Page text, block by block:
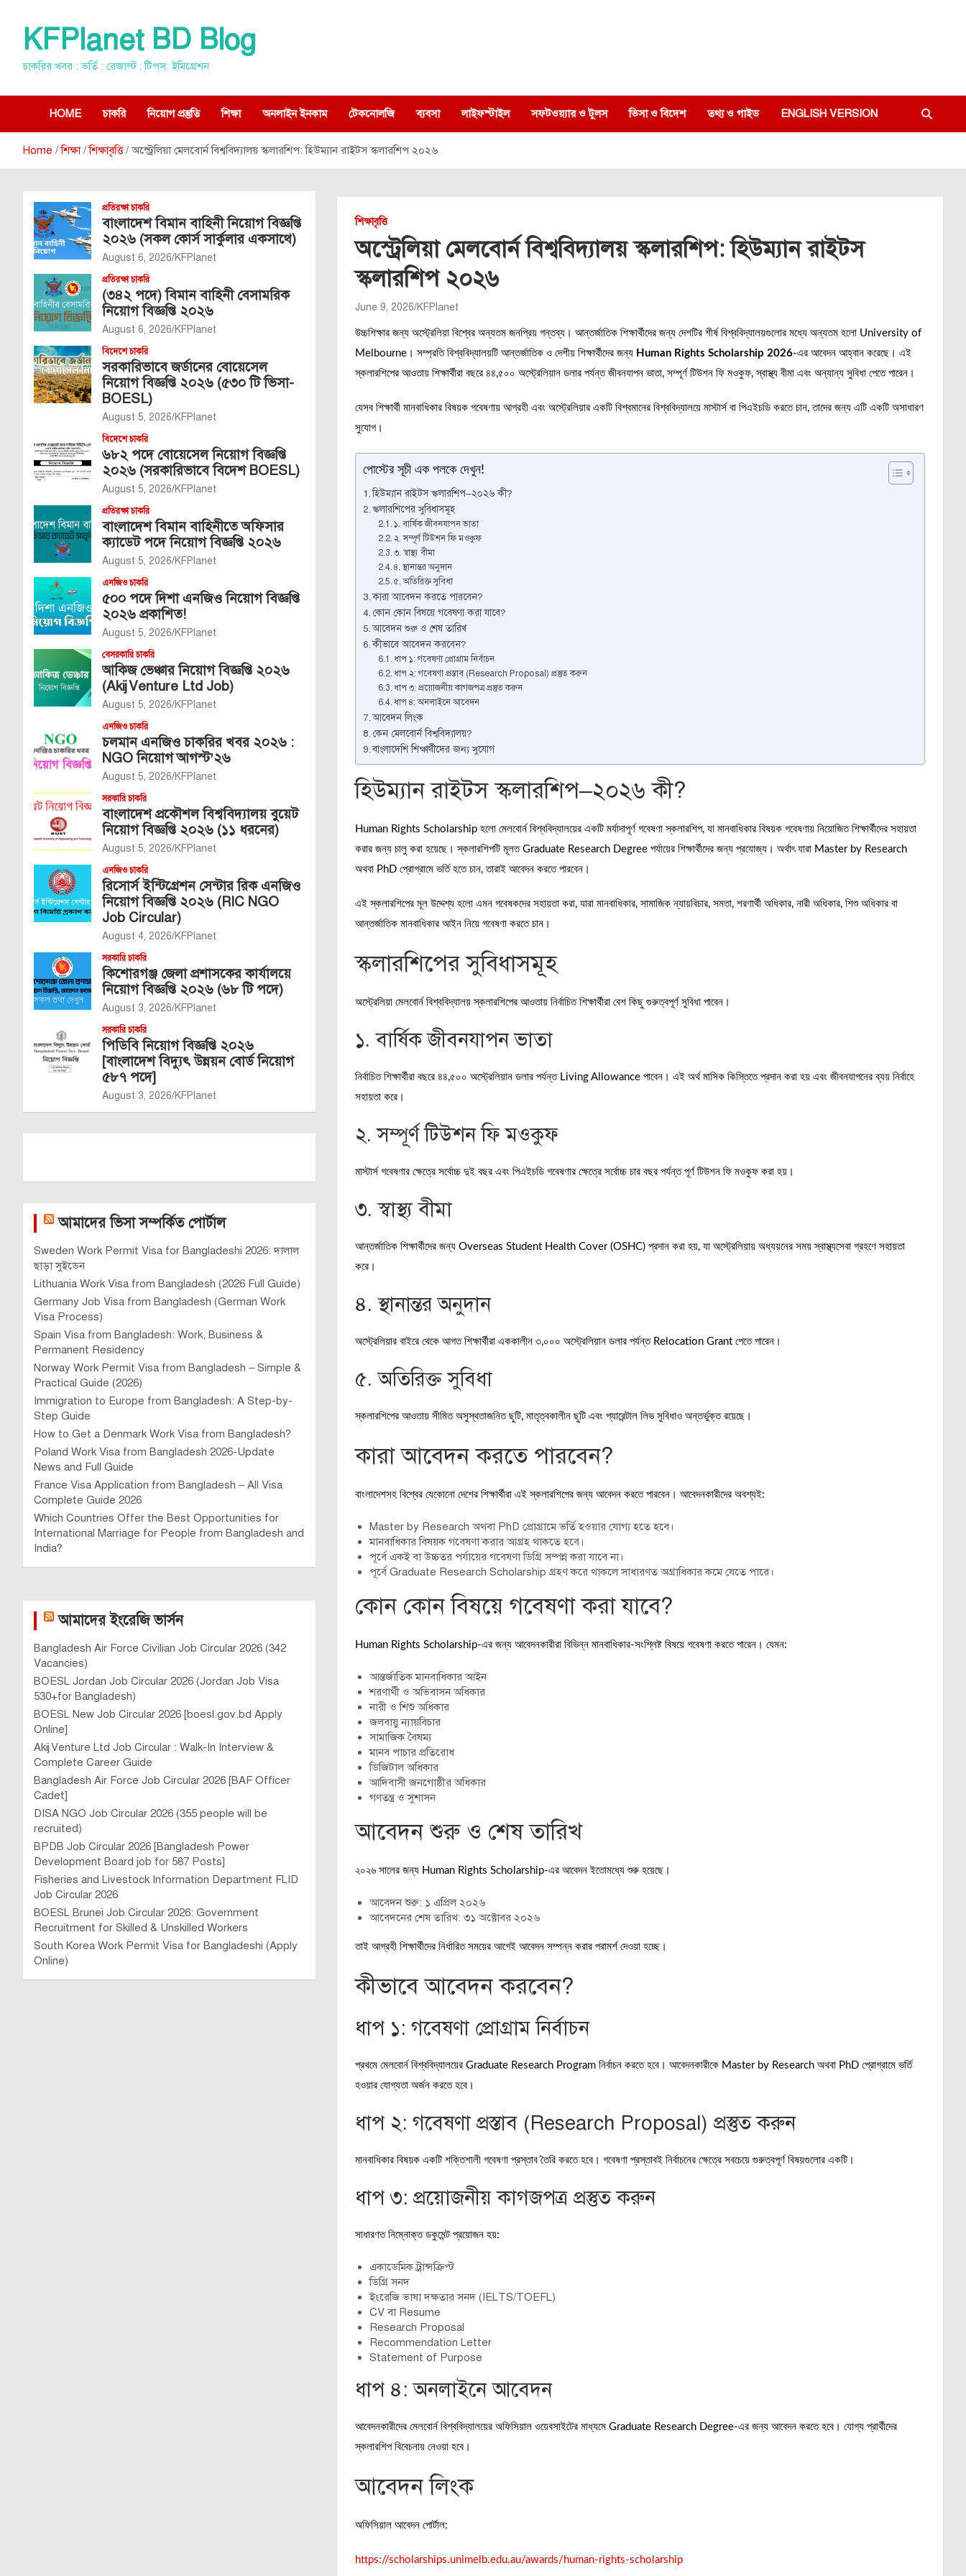
contentKFPlanet BD Blog
চাকরির খবর : ভর্তি : রেজাল্ট : টিপস: ইমিগ্রেশন
HOME চাকরি নিয়োগ প্রস্তুতি শিক্ষা অনলাইন ইনকাম টেকনোলজি ব্যবসা লাইফস্টাইল সফটওয়্যার ও টুলস ভিসা ও বিদেশ তথ্য ও গাইড ENGLISH VERSION
Home শিক্ষা শিক্ষাবৃত্তি অস্ট্রেলিয়া মেলবোর্ন বিশ্ববিদ্যালয় স্কলারশিপ: হিউম্যান রাইটস স্কলারশিপ ২০২৬
শিক্ষাবৃত্তি
অস্ট্রেলিয়া মেলবোর্ন বিশ্ববিদ্যালয় স্কলারশিপ: হিউম্যান রাইটস
স্কলারশিপ ২০২৬
June 9, 2026 KFPlanet
উচ্চশিক্ষার জন্য অস্ট্রেলিয়া বিশ্বের অন্যতম জনপ্রিয় গন্তব্য। আন্তর্জাতিক শিক্ষার্থীদের জন্য দেশটির শীর্ষ বিশ্ববিদ্যালয়গুলোর মধ্যে অন্যতম হলো University of
Melbourne। সম্প্রতি বিশ্ববিদ্যালয়টি আন্তর্জাতিক ও দেশীয় শিক্ষার্থীদের জন্য Human Rights Scholarship 2026-এর আবেদন আহ্বান করেছে। এই
স্কলারশিপের আওতায় শিক্ষার্থীরা বছরে ৪৪,৫০০ অস্ট্রেলিয়ান ডলার পর্যন্ত জীবনযাপন ভাতা, সম্পূর্ণ টিউশন ফি মওকুফ, স্বাস্থ্য বীমা এবং অন্যান্য সুবিধা পেতে পারেন।
যেসব শিক্ষার্থী মানবাধিকার বিষয়ক গবেষণায় আগ্রহী এবং অস্ট্রেলিয়ার একটি বিশ্বমানের বিশ্ববিদ্যালয়ে মাস্টার্স বা পিএইচডি করতে চান, তাদের জন্য এটি একটি অসাধারণ
সুযোগ।
পোস্টের সূচী এক পলকে দেখুন!
হিউম্যান রাইটস স্কলারশিপ–২০২৬ কী?
স্কলারশিপের সুবিধাসমূহ
১. বার্ষিক জীবনযাপন ভাতা
২. সম্পূর্ণ টিউশন ফি মওকুফ
৩. স্বাস্থ্য বীমা
৪. স্থানান্তর অনুদান
৫. অতিরিক্ত সুবিধা
কারা আবেদন করতে পারবেন?
কোন কোন বিষয়ে গবেষণা করা যাবে?
আবেদন শুরু ও শেষ তারিখ
কীভাবে আবেদন করবেন?
ধাপ ১: গবেষণা প্রোগ্রাম নির্বাচন
ধাপ ২: গবেষণা প্রস্তাব (Research Proposal) প্রস্তুত করুন
ধাপ ৩: প্রয়োজনীয় কাগজপত্র প্রস্তুত করুন
ধাপ ৪: অনলাইনে আবেদন
আবেদন লিংক
কেন মেলবোর্ন বিশ্ববিদ্যালয়?
বাংলাদেশি শিক্ষার্থীদের জন্য সুযোগ
হিউম্যান রাইটস স্কলারশিপ–২০২৬ কী?
Human Rights Scholarship হলো মেলবোর্ন বিশ্ববিদ্যালয়ের একটি মর্যাদাপূর্ণ গবেষণা স্কলারশিপ, যা মানবাধিকার বিষয়ক গবেষণায় নিয়োজিত শিক্ষার্থীদের সহায়তা
করার জন্য চালু করা হয়েছে। স্কলারশিপটি মূলত Graduate Research Degree পর্যায়ের শিক্ষার্থীদের জন্য প্রযোজ্য। অর্থাৎ যারা Master by Research
অথবা PhD প্রোগ্রামে ভর্তি হতে চান, তারাই আবেদন করতে পারবেন।
এই স্কলারশিপের মূল উদ্দেশ্য হলো এমন গবেষকদের সহায়তা করা, যারা মানবাধিকার, সামাজিক ন্যায়বিচার, সমতা, শরণার্থী অধিকার, নারী অধিকার, শিশু অধিকার বা
আন্তর্জাতিক মানবাধিকার আইন নিয়ে গবেষণা করতে চান।
স্কলারশিপের সুবিধাসমূহ
অস্ট্রেলিয়া মেলবোর্ন বিশ্ববিদ্যালয় স্কলারশিপের আওতায় নির্বাচিত শিক্ষার্থীরা বেশ কিছু গুরুত্বপূর্ণ সুবিধা পাবেন।
১. বার্ষিক জীবনযাপন ভাতা
নির্বাচিত শিক্ষার্থীরা বছরে ৪৪,৫০০ অস্ট্রেলিয়ান ডলার পর্যন্ত Living Allowance পাবেন। এই অর্থ মাসিক কিস্তিতে প্রদান করা হয় এবং জীবনযাপনের ব্যয় নির্বাহে
সহায়তা করে।
২. সম্পূর্ণ টিউশন ফি মওকুফ
মাস্টার্স গবেষণার ক্ষেত্রে সর্বোচ্চ দুই বছর এবং পিএইচডি গবেষণার ক্ষেত্রে সর্বোচ্চ চার বছর পর্যন্ত পূর্ণ টিউশন ফি মওকুফ করা হয়।
৩. স্বাস্থ্য বীমা
আন্তর্জাতিক শিক্ষার্থীদের জন্য Overseas Student Health Cover (OSHC) প্রদান করা হয়, যা অস্ট্রেলিয়ায় অধ্যয়নের সময় স্বাস্থ্যসেবা গ্রহণে সহায়তা
করে।
৪. স্থানান্তর অনুদান
অস্ট্রেলিয়ার বাইরে থেকে আগত শিক্ষার্থীরা এককালীন ৩,০০০ অস্ট্রেলিয়ান ডলার পর্যন্ত Relocation Grant পেতে পারেন।
৫. অতিরিক্ত সুবিধা
স্কলারশিপের আওতায় সীমিত অসুস্থতাজনিত ছুটি, মাতৃত্বকালীন ছুটি এবং প্যারেন্টাল লিভ সুবিধাও অন্তর্ভুক্ত রয়েছে।
কারা আবেদন করতে পারবেন?
বাংলাদেশসহ বিশ্বের যেকোনো দেশের শিক্ষার্থীরা এই স্কলারশিপের জন্য আবেদন করতে পারবেন। আবেদনকারীদের অবশ্যই:
Master by Research অথবা PhD প্রোগ্রামে ভর্তি হওয়ার যোগ্য হতে হবে।
মানবাধিকার বিষয়ক গবেষণা করার আগ্রহ থাকতে হবে।
পূর্বে একই বা উচ্চতর পর্যায়ের গবেষণা ডিগ্রি সম্পন্ন করা যাবে না।
পূর্বে Graduate Research Scholarship গ্রহণ করে থাকলে সাধারণত অগ্রাধিকার কমে যেতে পারে।
কোন কোন বিষয়ে গবেষণা করা যাবে?
Human Rights Scholarship-এর জন্য আবেদনকারীরা বিভিন্ন মানবাধিকার-সংশ্লিষ্ট বিষয়ে গবেষণা করতে পারেন। যেমন:
আন্তর্জাতিক মানবাধিকার আইন
শরণার্থী ও অভিবাসন অধিকার
নারী ও শিশু অধিকার
জলবায়ু ন্যায়বিচার
সামাজিক বৈষম্য
মানব পাচার প্রতিরোধ
ডিজিটাল অধিকার
আদিবাসী জনগোষ্ঠীর অধিকার
গণতন্ত্র ও সুশাসন
আবেদন শুরু ও শেষ তারিখ
২০২৬ সালের জন্য Human Rights Scholarship-এর আবেদন ইতোমধ্যে শুরু হয়েছে।
আবেদন শুরু: ১ এপ্রিল ২০২৬
আবেদনের শেষ তারিখ: ৩১ অক্টোবর ২০২৬
তাই আগ্রহী শিক্ষার্থীদের নির্ধারিত সময়ের আগেই আবেদন সম্পন্ন করার পরামর্শ দেওয়া হচ্ছে।
কীভাবে আবেদন করবেন?
ধাপ ১: গবেষণা প্রোগ্রাম নির্বাচন
প্রথমে মেলবোর্ন বিশ্ববিদ্যালয়ের Graduate Research Program নির্বাচন করতে হবে। আবেদনকারীকে Master by Research অথবা PhD প্রোগ্রামে ভর্তি
হওয়ার যোগ্যতা অর্জন করতে হবে।
ধাপ ২: গবেষণা প্রস্তাব (Research Proposal) প্রস্তুত করুন
মানবাধিকার বিষয়ক একটি শক্তিশালী গবেষণা প্রস্তাব তৈরি করতে হবে। গবেষণা প্রস্তাবই নির্বাচনের ক্ষেত্রে সবচেয়ে গুরুত্বপূর্ণ বিষয়গুলোর একটি।
ধাপ ৩: প্রয়োজনীয় কাগজপত্র প্রস্তুত করুন
সাধারণত নিম্নোক্ত ডকুমেন্ট প্রয়োজন হয়:
একাডেমিক ট্রান্সক্রিপ্ট
ডিগ্রি সনদ
ইংরেজি ভাষা দক্ষতার সনদ (IELTS/TOEFL)
CV বা Resume
Research Proposal
Recommendation Letter
Statement of Purpose
ধাপ ৪: অনলাইনে আবেদন
আবেদনকারীদের মেলবোর্ন বিশ্ববিদ্যালয়ের অফিসিয়াল ওয়েবসাইটের মাধ্যমে Graduate Research Degree-এর জন্য আবেদন করতে হবে। যোগ্য প্রার্থীদের
স্কলারশিপ বিবেচনায় নেওয়া হবে।
আবেদন লিংক
অফিসিয়াল আবেদন পোর্টাল:
https://scholarships.unimelb.edu.au/awards/human-rights-scholarship
প্রতিরক্ষা চাকরি
বাংলাদেশ বিমান বাহিনী নিয়োগ বিজ্ঞপ্তি
২০২৬ (সকল কোর্স সার্কুলার একসাথে)
August 6, 2026 KFPlanet
প্রতিরক্ষা চাকরি
(৩৪২ পদে) বিমান বাহিনী বেসামরিক
নিয়োগ বিজ্ঞপ্তি ২০২৬
August 6, 2026 KFPlanet
বিদেশে চাকরি
সরকারিভাবে জর্ডানের বোয়েসেল
নিয়োগ বিজ্ঞপ্তি ২০২৬ (৫৩০ টি ভিসা-
BOESL)
August 5, 2026 KFPlanet
বিদেশে চাকরি
৬৮২ পদে বোয়েসেল নিয়োগ বিজ্ঞপ্তি
২০২৬ (সরকারিভাবে বিদেশ BOESL)
August 5, 2026 KFPlanet
প্রতিরক্ষা চাকরি
বাংলাদেশ বিমান বাহিনীতে অফিসার
ক্যাডেট পদে নিয়োগ বিজ্ঞপ্তি ২০২৬
August 5, 2026 KFPlanet
এনজিও চাকরি
৫০০ পদে দিশা এনজিও নিয়োগ বিজ্ঞপ্তি
২০২৬ প্রকাশিত!
August 5, 2026 KFPlanet
বেসরকারি চাকরি
আকিজ ভেঞ্চার নিয়োগ বিজ্ঞপ্তি ২০২৬
(Akij Venture Ltd Job)
August 5, 2026 KFPlanet
এনজিও চাকরি
চলমান এনজিও চাকরির খবর ২০২৬ :
NGO নিয়োগ আগস্ট’২৬
August 5, 2026 KFPlanet
সরকারি চাকরি
বাংলাদেশ প্রকৌশল বিশ্ববিদ্যালয় বুয়েট
নিয়োগ বিজ্ঞপ্তি ২০২৬ (১১ ধরনের)
August 5, 2026 KFPlanet
এনজিও চাকরি
রিসোর্স ইন্টিগ্রেশন সেন্টার রিক এনজিও
নিয়োগ বিজ্ঞপ্তি ২০২৬ (RIC NGO
Job Circular)
August 4, 2026 KFPlanet
সরকারি চাকরি
কিশোরগঞ্জ জেলা প্রশাসকের কার্যালয়ে
নিয়োগ বিজ্ঞপ্তি ২০২৬ (৬৮ টি পদে)
August 3, 2026 KFPlanet
সরকারি চাকরি
পিডিবি নিয়োগ বিজ্ঞপ্তি ২০২৬
[বাংলাদেশ বিদ্যুৎ উন্নয়ন বোর্ড নিয়োগ
৫৮৭ পদে]
August 3, 2026 KFPlanet
আমাদের ভিসা সম্পর্কিত পোর্টাল
Sweden Work Permit Visa for Bangladeshi 2026: দালাল
ছাড়া সুইডেন
Lithuania Work Visa from Bangladesh (2026 Full Guide)
Germany Job Visa from Bangladesh (German Work
Visa Process)
Spain Visa from Bangladesh: Work, Business &
Permanent Residency
Norway Work Permit Visa from Bangladesh – Simple &
Practical Guide (2026)
Immigration to Europe from Bangladesh: A Step-by-
Step Guide
How to Get a Denmark Work Visa from Bangladesh?
Poland Work Visa from Bangladesh 2026-Update
News and Full Guide
France Visa Application from Bangladesh – All Visa
Complete Guide 2026
Which Countries Offer the Best Opportunities for
International Marriage for People from Bangladesh and
India?
আমাদের ইংরেজি ভার্সন
Bangladesh Air Force Civilian Job Circular 2026 (342
Vacancies)
BOESL Jordan Job Circular 2026 (Jordan Job Visa
530+for Bangladesh)
BOESL New Job Circular 2026 [boesl.gov.bd Apply
Online]
Akij Venture Ltd Job Circular : Walk-In Interview &
Complete Career Guide
Bangladesh Air Force Job Circular 2026 [BAF Officer
Cadet]
DISA NGO Job Circular 2026 (355 people will be
recruited)
BPDB Job Circular 2026 [Bangladesh Power
Development Board job for 587 Posts]
Fisheries and Livestock Information Department FLID
Job Circular 2026
BOESL Brunei Job Circular 2026: Government
Recruitment for Skilled & Unskilled Workers
South Korea Work Permit Visa for Bangladeshi (Apply
Online)